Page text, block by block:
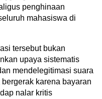
penghinaan
mahasiswa di
tersebut bukan
upaya sistematis
mendelegitimasi suara
karena bayaran
nalar kritis